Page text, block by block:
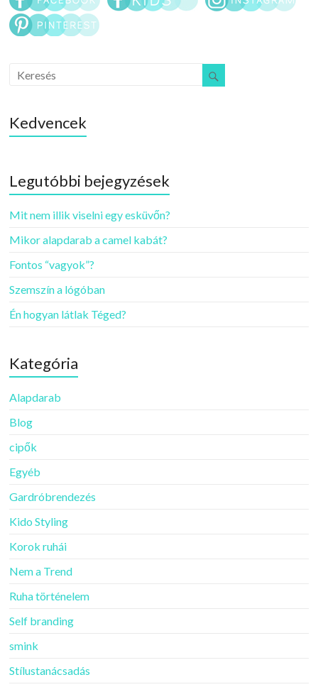
Kedvencek
Legutóbbi bejegyzések
Mit nem illik viselni egy esküvőn?
Mikor alapdarab a camel kabát?
Fontos “vagyok”?
Szemszín a lógóban
Én hogyan látlak Téged?
Kategória
Alapdarab
Blog
cipők
Egyéb
Gardróbrendezés
Kido Styling
Korok ruhái
Nem a Trend
Ruha történelem
Self branding
smink
Stílustanácsadás